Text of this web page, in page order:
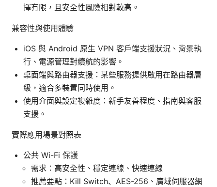
擇有限，且安全性風險相對較高。
兼容性與使用體驗
iOS 與 Android 原生 VPN 客戶端支援狀況、背景執
行、電源管理對續航的影響。
桌面端與路由器支援：某些服務提供啟用在路由器層
級，適合多裝置同時使用。
使用介面與設定複雜度：新手友善程度、指南與客服
支援。
實際應用場景對照表
公共 Wi-Fi 保護
需求：高安全性、穩定連線、快速連線
推薦要點：Kill Switch、AES-256、廣域伺服器網